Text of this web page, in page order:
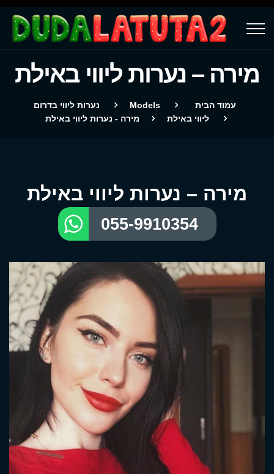
מירה – נערות ליווי באילת
עמוד הבית Models
נערות ליווי בדרום
ליווי באילת
מירה - נערות ליווי באילת
מירה – נערות ליווי באילת
055-9910354